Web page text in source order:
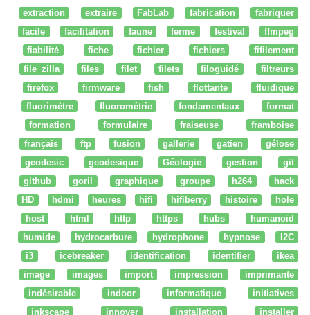
extraction
extraire FabLab fabrication
fabriquer
facile
facilitation faune ferme festival
ffmpeg
fiabilité
fiche fichier fichiers
fifilement
file zilla
files filet filets filoguidé
filtreurs
firefox
firmware fish flottante
fluidique
fluorimètre
fluorométrie fondamentaux
format
formation
formulaire fraiseuse
framboise
français
ftp fusion gallerie gatien
gélose
geodesic
geodesique Géologie gestion
git
github
goril graphique groupe h264
hack
HD
hdmi heures hifi hifiberry histoire
hole
host
html http https hubs
humanoid
humide
hydrocarbure hydrophone hypnose
I2C
i3
icebreaker identification identifier
ikea
image
images import impression
imprimante
indésirable
indoor informatique
initiatives
inkscape
innover installation installer